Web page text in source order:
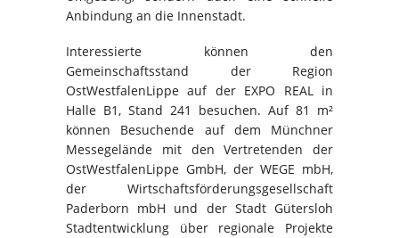
Anbindung an die Innenstadt.
Interessierte können den
Gemeinschaftsstand der Region
OstWestfalenLippe auf der EXPO REAL in
Halle B1, Stand 241 besuchen. Auf 81 m²
können Besuchende auf dem Münchner
Messegelände mit den Vertretenden der
OstWestfalenLippe GmbH, der WEGE mbH,
der Wirtschaftsförderungsgesellschaft
Paderborn mbH und der Stadt Gütersloh
Stadtentwicklung über regionale Projekte